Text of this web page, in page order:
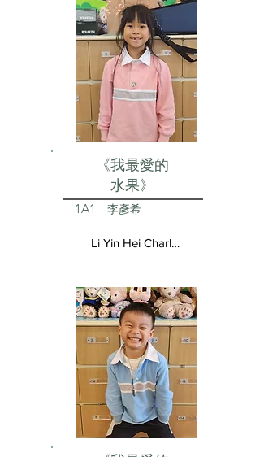
《我最愛的
水果》
1A1 李彥希
Li Yin Hei Charlotte